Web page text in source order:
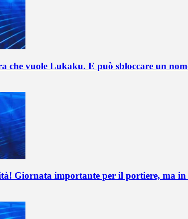
che vuole Lukaku. E può sbloccare un
Giornata importante per il portiere, ma in